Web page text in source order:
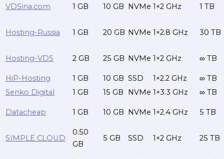
VDSina.com 1 GB 10 GB NVMe 1×2 GHz 1 TB
Hosting-Russia 1 GB 20 GB NVMe 1×2.8 GHz 30 TB
Hosting-VDS 2 GB 25 GB NVMe 1×2 GHz ∞ TB
HiP-Hosting 1 GB 10 GB SSD 1×2.2 GHz
∞ TB
Senko Digital
1 GB 15 GB NVMe 1×3.3 GHz ∞ TB
Datacheap 1 GB 10 GB NVMe 1×2.4 GHz 5 TB
SIMPLE CLOUD
0.50
GB
5 GB SSD 1×2 GHz 25 TB